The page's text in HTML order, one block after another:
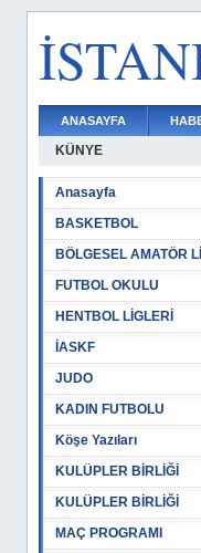
ANASAYFA
KÜNYE
Anasayfa
BASKETBOL
BÖLGESEL AMATÖR
FUTBOL OKULU
HENTBOL LİGLERİ
İASKF
JUDO
KADIN FUTBOLU
Köşe Yazıları
KULÜPLER BİRLİĞİ
KULÜPLER BİRLİĞİ
MAÇ PROGRAMI